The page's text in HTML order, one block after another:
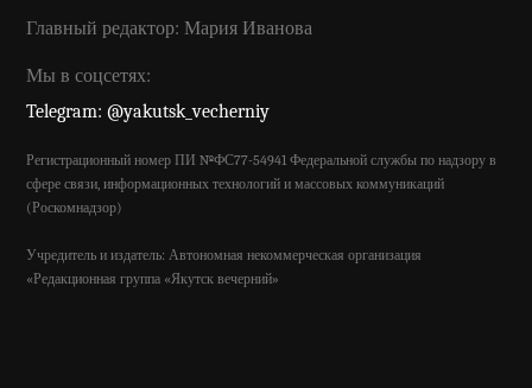
Главный редактор: Мария Иванова
Мы в соцсетях:
Telegram: @yakutsk_vecherniy
Регистрационный номер ПИ №ФС77-54941 Федеральной службы по надзору в
сфере связи, информационных технологий и массовых коммуникаций
(Роскомнадзор)
Учредитель и издатель: Автономная некоммерческая организация
«Редакционная группа «Якутск вечерний»